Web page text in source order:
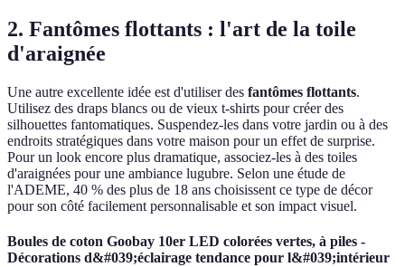
2. Fantômes flottants : l'art de la toile
d'araignée
Une autre excellente idée est d'utiliser des fantômes flottants.
Utilisez des draps blancs ou de vieux t-shirts pour créer des
silhouettes fantomatiques. Suspendez-les dans votre jardin ou à des
endroits stratégiques dans votre maison pour un effet de surprise.
Pour un look encore plus dramatique, associez-les à des toiles
d'araignées pour une ambiance lugubre. Selon une étude de
l'ADEME, 40 % des plus de 18 ans choisissent ce type de décor
pour son côté facilement personnalisable et son impact visuel.
Boules de coton Goobay 10er LED colorées vertes, à piles -
Décorations d&#039;éclairage tendance pour l&#039;intérieur